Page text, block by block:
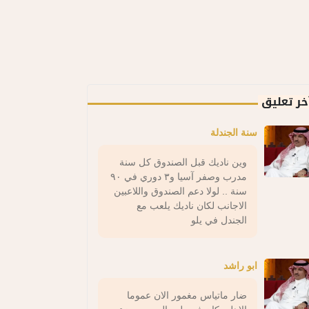
تعليق
سنة الجندلة
وين ناديك قبل الصندوق كل سنة
مدرب وصفر آسيا و٣ دوري في ٩٠
سنة .. لولا دعم الصندوق واللاعبين
الاجانب لكان ناديك يلعب مع
الجندل في يلو
ابو راشد
ضار ماتياس مغمور الان عموما